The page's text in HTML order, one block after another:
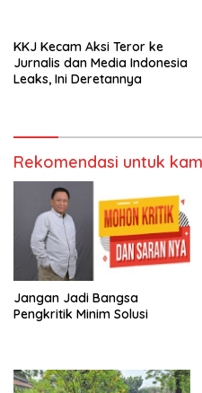
KKJ Kecam Aksi Teror ke
Jurnalis dan Media Indonesia
Leaks, Ini Deretannya
Rekomendasi untuk
Jangan Jadi Bangsa
Pengkritik Minim Solusi